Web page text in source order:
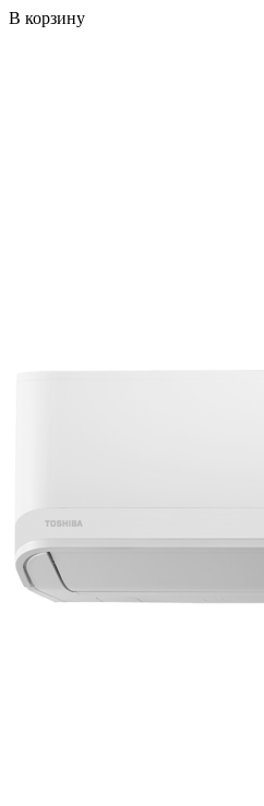
В корзину